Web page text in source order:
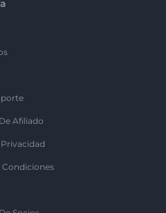
Afiliado
Condiciones